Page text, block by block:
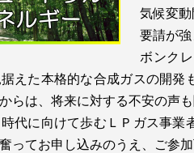
据えた
気候変
要請が
ボンク
えた本格的な合成ガスの開
らは、将来に対する不安の声も
代に向けて歩むＬＰガス事
ってお申し込みのうえ、ご参加